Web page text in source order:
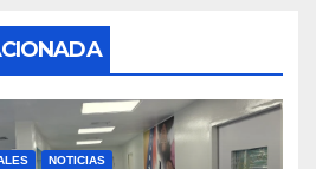
NOTICIAS